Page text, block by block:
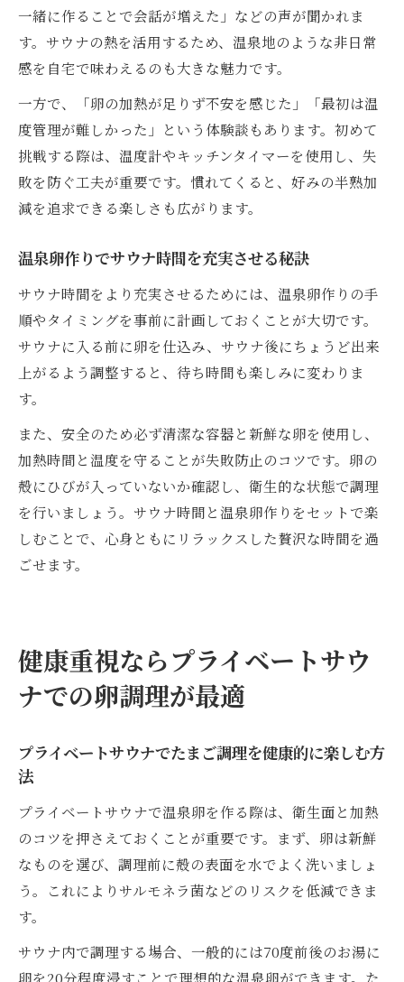
一緒に作ることで会話が増えた」などの声が聞かれま
す。サウナの熱を活用するため、温泉地のような非日常
感を自宅で味わえるのも大きな魅力です。
一方で、「卵の加熱が足りず不安を感じた」「最初は温
度管理が難しかった」という体験談もあります。初めて
挑戦する際は、温度計やキッチンタイマーを使用し、失
敗を防ぐ工夫が重要です。慣れてくると、好みの半熟加
減を追求できる楽しさも広がります。
温泉卵作りでサウナ時間を充実させる秘訣
サウナ時間をより充実させるためには、温泉卵作りの手
順やタイミングを事前に計画しておくことが大切です。
サウナに入る前に卵を仕込み、サウナ後にちょうど出来
上がるよう調整すると、待ち時間も楽しみに変わりま
す。
また、安全のため必ず清潔な容器と新鮮な卵を使用し、
加熱時間と温度を守ることが失敗防止のコツです。卵の
殻にひびが入っていないか確認し、衛生的な状態で調理
を行いましょう。サウナ時間と温泉卵作りをセットで楽
しむことで、心身ともにリラックスした贅沢な時間を過
ごせます。
健康重視ならプライベートサウ
ナでの卵調理が最適
プライベートサウナでたまご調理を健康的に楽しむ方
法
プライベートサウナで温泉卵を作る際は、衛生面と加熱
のコツを押さえておくことが重要です。まず、卵は新鮮
なものを選び、調理前に殻の表面を水でよく洗いましょ
う。これによりサルモネラ菌などのリスクを低減できま
す。
サウナ内で調理する場合、一般的には70度前後のお湯に
卵を20分程度浸すことで理想的な温泉卵ができます。た